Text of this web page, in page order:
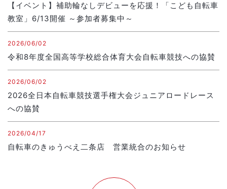
【イベント】補助輪なしデビューを応援！「こども自転車
教室」6/13開催 ～参加者募集中～
2026/06/02
令和8年度全国高等学校総合体育大会自転車競技への協賛
2026/06/02
2026全日本自転車競技選手権大会ジュニアロードレース
への協賛
2026/04/17
自転車のきゅうべえ二条店 営業統合のお知らせ